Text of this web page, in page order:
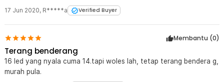
17 Jun 2020, R*****a Verified Buyer
Membantu (0)
Terang benderang
16 led yang nyala cuma 14.tapi woles lah, tetap terang bendera g,
murah pula.